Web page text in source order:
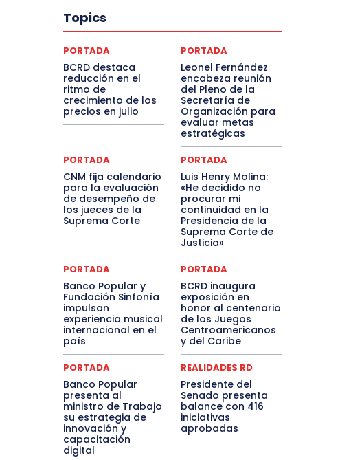
Topics
PORTADA
BCRD destaca
reducción en el
ritmo de
crecimiento de los
precios en julio
PORTADA
Leonel Fernández
encabeza reunión
del Pleno de la
Secretaría de
Organización para
evaluar metas
estratégicas
PORTADA
CNM fija calendario
para la evaluación
de desempeño de
los jueces de la
Suprema Corte
PORTADA
Luis Henry Molina:
«He decidido no
procurar mi
continuidad en la
Presidencia de la
Suprema Corte de
Justicia»
PORTADA
Banco Popular y
Fundación Sinfonía
impulsan
experiencia musical
internacional en el
país
PORTADA
BCRD inaugura
exposición en
honor al centenario
de los Juegos
Centroamericanos
y del Caribe
PORTADA
Banco Popular
presenta al
ministro de Trabajo
su estrategia de
innovación y
capacitación
digital
REALIDADES RD
Presidente del
Senado presenta
balance con 416
iniciativas
aprobadas